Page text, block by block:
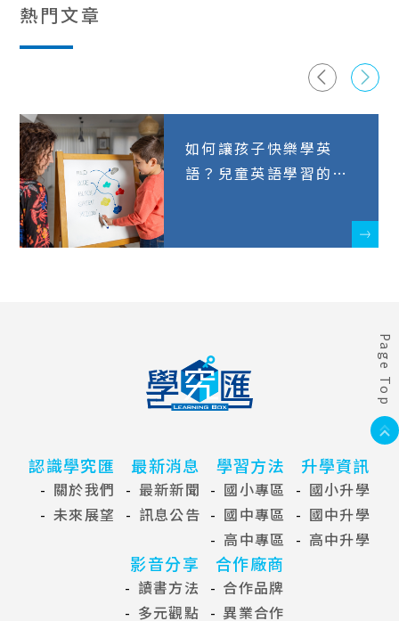
如何讓孩子快樂學英
語？兒童英語學習的5
熱門文章
Page Top
認識學究匯
關於我們
未來展望
最新消息
最新新聞
訊息公告
學習方法
國小專區
國中專區
高中專區
升學資訊
國小升學
國中升學
高中升學
影音分享
讀書方法
多元觀點
合作廠商
合作品牌
異業合作